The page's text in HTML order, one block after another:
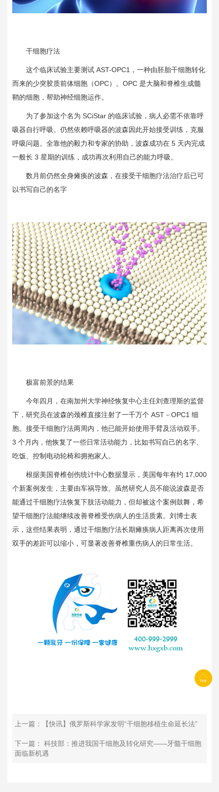
干细胞疗法
这个临床试验主要测试 AST-OPC1 ，一种由胚胎干细胞转化
而来的少突胶质前体细胞（OPC）。 OPC 是大脑和脊椎生成髓
鞘的细胞，帮助神经细胞运作。
为了参加这个名为 SCiStar 的临床试验，病人必需不依靠呼
吸器自行呼吸。仍然依赖呼吸器的波森因此开始接受训练，克服
呼吸问题。全靠他的毅力和专家的协助，波森成功在 5 天内完成
一般长 3 星期的训练，成功再次利用自己的能力呼吸。
数月前仍然全身瘫痪的波森，在接受干细胞疗法治疗后已可
以书写自己的名字
极富前景的结果
今年四月，在南加州大学神经恢复中心主任刘查理斯的监督
下，研究员在波森的颈椎直接注射了一千万个 AST － OPC1 细
胞。接受干细胞疗法两周内，他已能开始使用手臂及活动双手。
3 个月内，他恢复了一些日常活动能力，比如书写自己的名字、
吃饭、控制电动轮椅和拥抱家人。
根据美国脊椎创伤统计中心数据显示，美国每年有约 17,000
个新案例发生，主要由车祸导致。虽然研究人员不能说波森是否
能通过干细胞疗法恢复下肢活动能力，但却被这个案例鼓舞，希
望干细胞疗法能继续改善脊椎受伤病人的生活质素。刘博士表
示，这些结果表明，通过干细胞疗法长期瘫痪病人距离再次使用
双手的差距可以缩小，可显著改善脊椎重伤病人的日常生活。
上一篇：【快讯】俄罗斯科学家发明“干细胞移植生命延长法”
下一篇： 科技部：推进我国干细胞及转化研究——牙髓干细胞
面临新机遇